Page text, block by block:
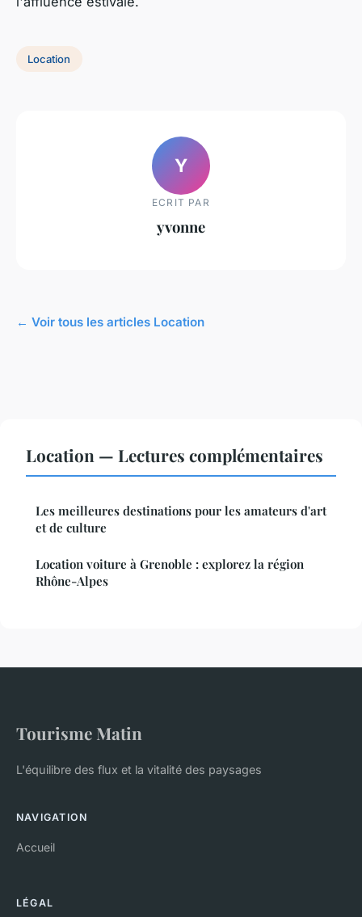
Location
Y
ECRIT PAR
yvonne
← Voir tous les articles Location
Location — Lectures complémentaires
Les meilleures destinations pour les amateurs d'art
et de culture
Location voiture à Grenoble : explorez la région
Rhône-Alpes
Tourisme Matin
L'équilibre des flux et la vitalité des paysages
NAVIGATION
Accueil
LÉGAL